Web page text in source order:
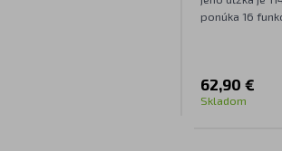
ponúka 16
62,90 €
Skladom